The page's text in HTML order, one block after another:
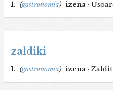
1. (gastronomia) izena ·
zaldiki
1. (gastronomia) izena ·